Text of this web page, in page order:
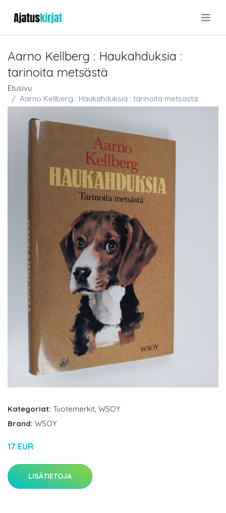
Aarno Kellberg : Haukahduksia :
tarinoita metsästä
Etusivu
Aarno Kellberg : Haukahduksia : tarinoita metsästä
Kategoriat: Tuotemerkit, WSOY
Brand: WSOY
17 EUR
LISÄTIETOJA